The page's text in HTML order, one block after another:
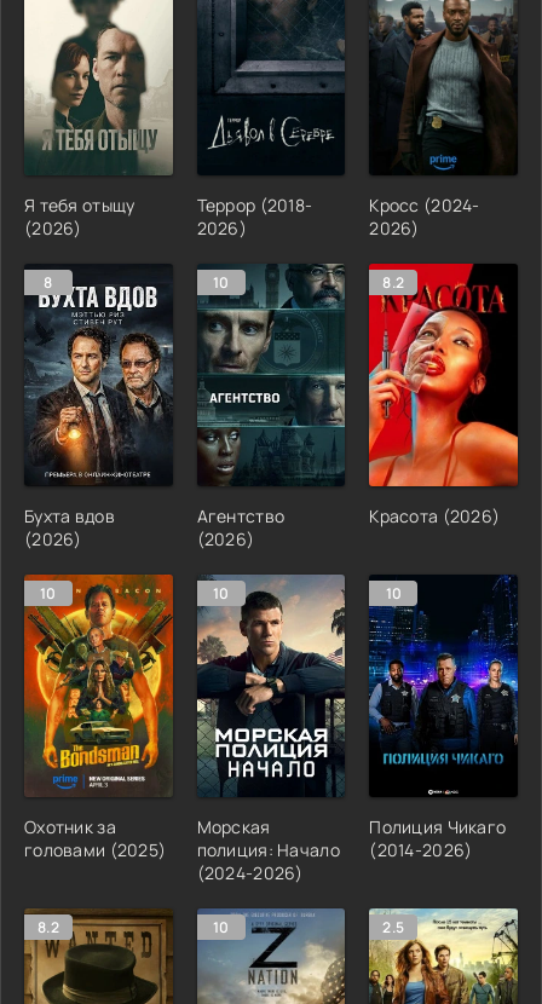
Я тебя отыщу
(2026)
Террор (2018-
2026)
Кросс (2024-
2026)
8
Бухта вдов
(2026)
10
Агентство
(2026)
8.2
Красота (2026)
10
Охотник за
головами (2025)
10
Морская
полиция: Начало
(2024-2026)
10
Полиция Чикаго
(2014-2026)
8.2 10 2.5